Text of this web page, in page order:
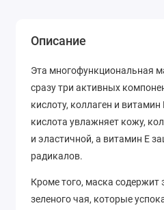
Описание
Эта многофункциональная
сразу три активных
кислоту, коллаген и
кислота увлажняет кожу,
и эластичной, а витамин Е
радикалов.
Кроме того, маска содержит
зеленого чая, которые